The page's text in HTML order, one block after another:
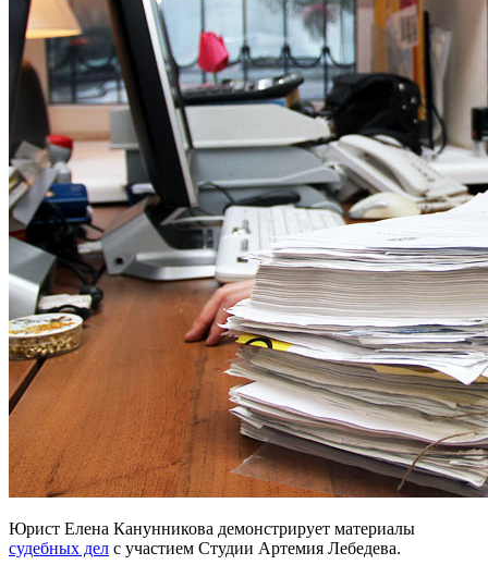
Юрист Елена Канунникова демонстрирует материалы
судебных дел с участием Студии Артемия Лебедева.